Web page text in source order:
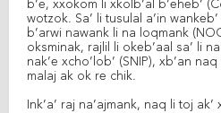
b’e, xxokom li xkolb’al b’eheb’
wotzok. Sa’ li tusulal a’in
b’arwi nawank li na loqmank
oksminak, rajlil li okeb’aal sa’ li
nak’e xcho’lob’ (SNIP), xb’an
malaj ak ok re chik.
Ink’a’ raj na’ajmank, naq li toj ak’